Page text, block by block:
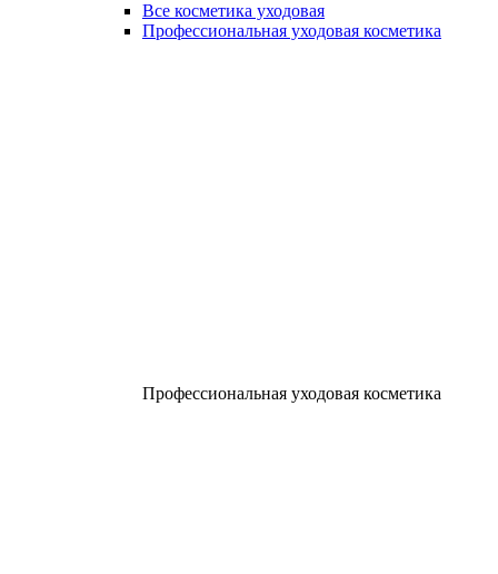
Все косметика уходовая
Профессиональная уходовая косметика
Профессиональная уходовая косметика